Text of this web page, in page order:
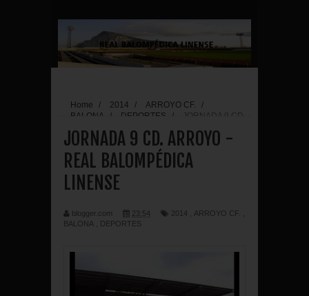
Home / 2014 / ARROYO CF.
/
BALONA
/ DEPORTES /
JORNADA 9 CD.
JORNADA 9 CD. ARROYO -
REAL BALOMPÉDICA
LINENSE
blogger.com 23:54 2014 ARROYO CF.
BALONA
DEPORTES